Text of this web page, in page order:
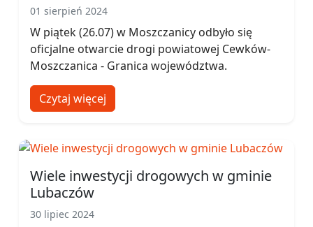
01 sierpień 2024
W piątek (26.07) w Moszczanicy odbyło się
oficjalne otwarcie drogi powiatowej Cewków-
Moszczanica - Granica województwa.
Czytaj więcej
Wiele inwestycji drogowych w gminie
Lubaczów
30 lipiec 2024